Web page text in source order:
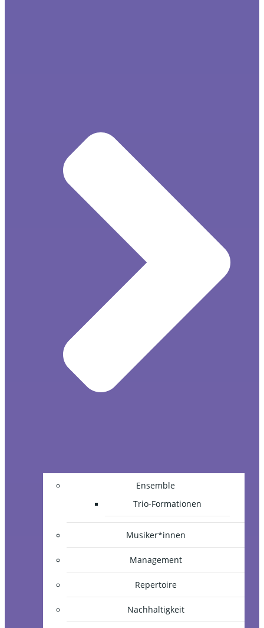
Ensemble
Trio-Formationen
Musiker*innen
Management
Repertoire
Nachhaltigkeit